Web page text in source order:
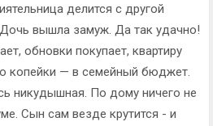
делится с другой
вышла замуж. Да так удачно!
обновки покупает, квартиру
копейки — в семейный бюджет.
никудышная. По дому ничего не
Сын сам везде крутится - и